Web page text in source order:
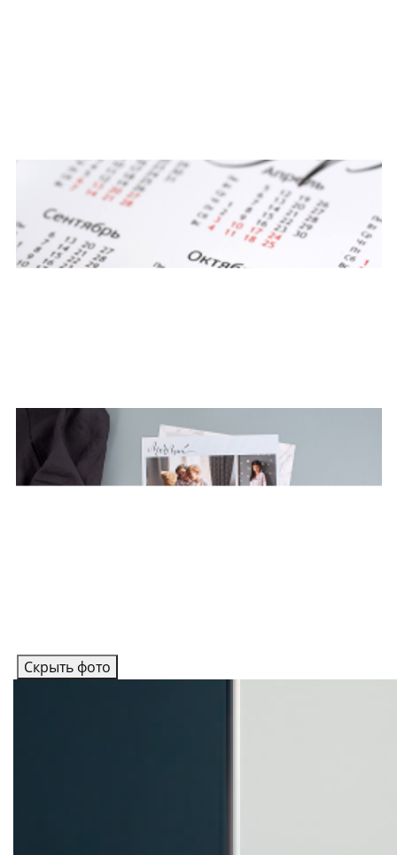
Скрыть фото